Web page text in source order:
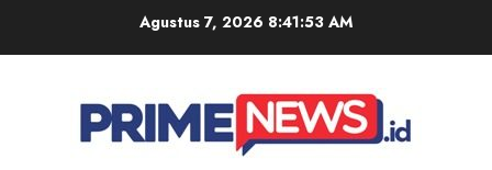
Agustus 7, 2026 8:41:54 AM